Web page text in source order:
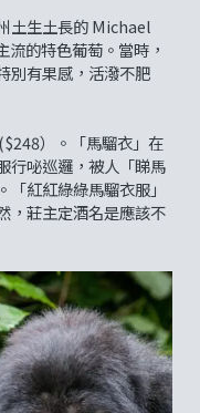
土生土長的 Michael
的特色葡萄。當時，
別有果感，活潑不肥
）。「馬騮衣」在
行咇巡邏，被人「睇馬
紅紅綠綠馬騮衣服」
，莊主定酒名是應該不